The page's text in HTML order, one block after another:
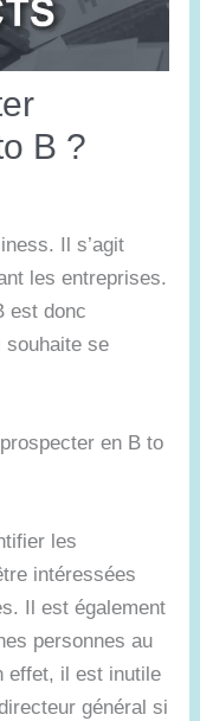
B ?
Il s’agit
les entreprises.
est donc
souhaite se
en B to
les
intéressées
Il est également
personnes au
effet, il est inutile
général si